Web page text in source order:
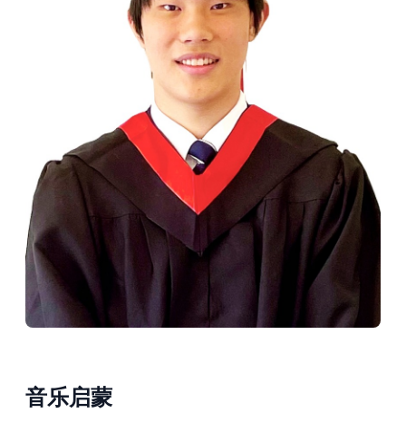
音乐启蒙